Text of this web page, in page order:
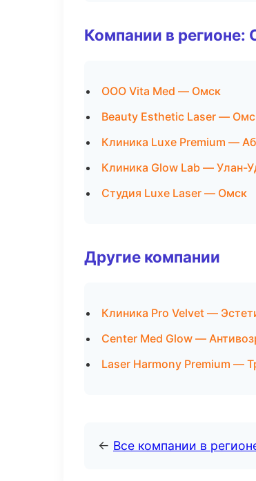
Компании в регионе:
ООО Vita Med — Омск
Beauty Esthetic Laser —
Клиника Luxe Premium —
Клиника Glow Lab — Улан-
Студия Luxe Laser — Омск
Другие компании
Клиника Pro Velvet —
Center Med Glow —
Laser Harmony Premium —
← Все компании в